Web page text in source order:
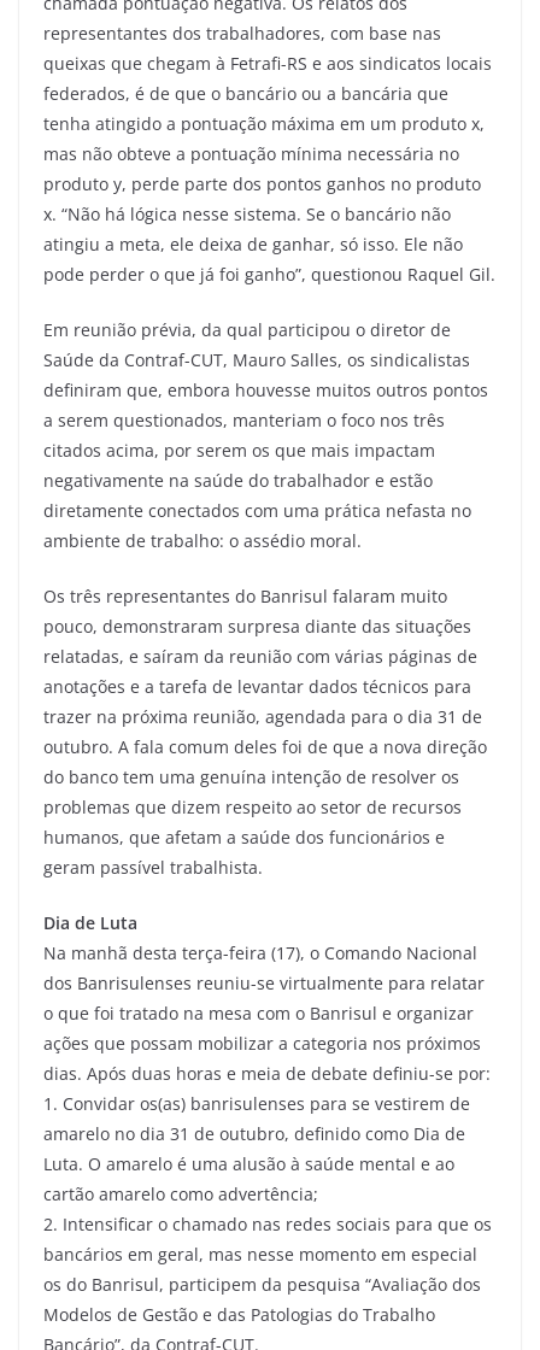
representantes dos trabalhadores, com base nas
queixas que chegam à Fetrafi-RS e aos sindicatos locais
federados, é de que o bancário ou a bancária que
tenha atingido a pontuação máxima em um produto x,
mas não obteve a pontuação mínima necessária no
produto y, perde parte dos pontos ganhos no produto
x. “Não há lógica nesse sistema. Se o bancário não
atingiu a meta, ele deixa de ganhar, só isso. Ele não
pode perder o que já foi ganho”, questionou Raquel Gil.
Em reunião prévia, da qual participou o diretor de
Saúde da Contraf-CUT, Mauro Salles, os sindicalistas
definiram que, embora houvesse muitos outros pontos
a serem questionados, manteriam o foco nos três
citados acima, por serem os que mais impactam
negativamente na saúde do trabalhador e estão
diretamente conectados com uma prática nefasta no
ambiente de trabalho: o assédio moral.
Os três representantes do Banrisul falaram muito
pouco, demonstraram surpresa diante das situações
relatadas, e saíram da reunião com várias páginas de
anotações e a tarefa de levantar dados técnicos para
trazer na próxima reunião, agendada para o dia 31 de
outubro. A fala comum deles foi de que a nova direção
do banco tem uma genuína intenção de resolver os
problemas que dizem respeito ao setor de recursos
humanos, que afetam a saúde dos funcionários e
geram passível trabalhista.
Dia de Luta
Na manhã desta terça-feira (17), o Comando Nacional
dos Banrisulenses reuniu-se virtualmente para relatar
o que foi tratado na mesa com o Banrisul e organizar
ações que possam mobilizar a categoria nos próximos
dias. Após duas horas e meia de debate definiu-se por:
1. Convidar os(as) banrisulenses para se vestirem de
amarelo no dia 31 de outubro, definido como Dia de
Luta. O amarelo é uma alusão à saúde mental e ao
cartão amarelo como advertência;
2. Intensificar o chamado nas redes sociais para que os
bancários em geral, mas nesse momento em especial
os do Banrisul, participem da pesquisa “Avaliação dos
Modelos de Gestão e das Patologias do Trabalho
Bancário”, da Contraf-CUT.